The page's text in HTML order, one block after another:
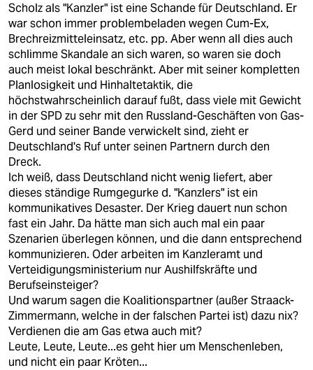
Scholz als "Kanzler" ist eine Schande für Deutschland. Er
war schon immer problembeladen wegen Cum-Ex,
Brechreizmitteleinsatz, etc. pp. Aber wenn all dies auch
schlimme Skandale an sich waren, so waren sie doch
auch meist lokal beschränkt. Aber mit seiner kompletten
Planlosigkeit und Hinhaltetaktik, die
höchstwahrscheinlich darauf fußt, dass viele mit Gewicht
in der SPD zu sehr mit den Russland-Geschäften von Gas-
Gerd und seiner Bande verwickelt sind, zieht er
Deutschland's Ruf unter seinen Partnern durch den
Dreck.
Ich weiß, dass Deutschland nicht wenig liefert, aber
dieses ständige Rumgegurke d. "Kanzlers" ist ein
kommunikatives Desaster. Der Krieg dauert nun schon
fast ein Jahr. Da hätte man sich auch mal ein paar
Szenarien überlegen können, und die dann entsprechend
kommunizieren. Oder arbeiten im Kanzleramt und
Verteidigungsministerium nur Aushilfskräfte und
Berufseinsteiger?
Und warum sagen die Koalitionspartner (außer Straack-
Zimmermann, welche in der falschen Partei ist) dazu nix?
Verdienen die am Gas etwa auch mit?
Leute, Leute, Leute...es geht hier um Menschenleben,
und nicht ein paar Kröten...